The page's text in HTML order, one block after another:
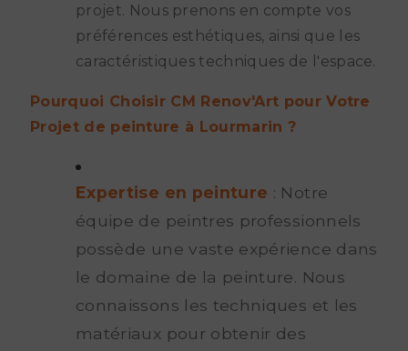
projet. Nous prenons en compte vos
préférences esthétiques, ainsi que les
caractéristiques techniques de l'espace.
Pourquoi Choisir CM Renov'Art pour Votre
Projet de peinture à Lourmarin ?
Expertise en peinture : Notre
équipe de peintres professionnels
possède une vaste expérience dans
le domaine de la peinture. Nous
connaissons les techniques et les
matériaux pour obtenir des